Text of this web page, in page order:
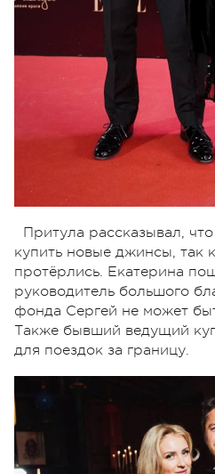
Притула рассказывал,
купить новые джинсы, так
протёрлись. Екатерина
руководитель большого
фонда Сергей не может
Также бывший ведущий
для поездок за границу.